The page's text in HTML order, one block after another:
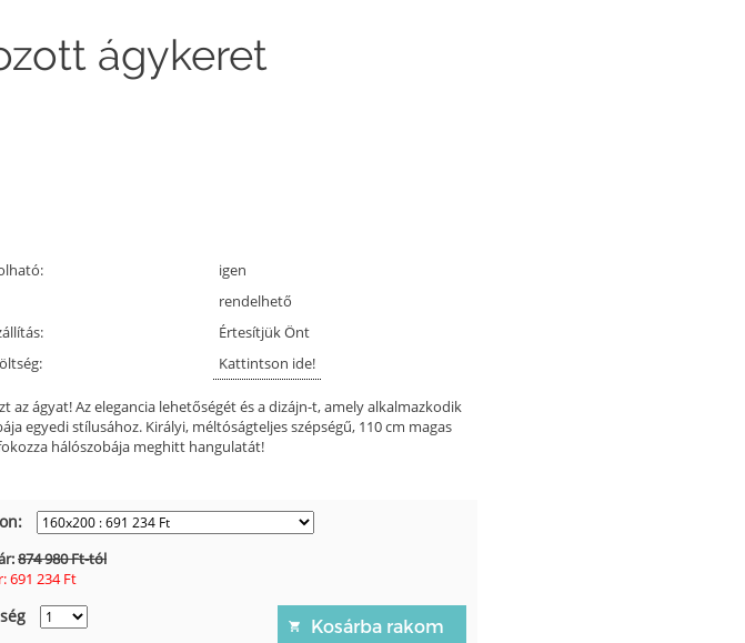
ágykeret
igen
rendelhető
Értesítjük Önt
Kattintson ide!
az ágyat! Az elegancia lehetőségét és a dizájn-t, amely alkalmazkodik
egyedi stílusához. Királyi, méltóságteljes szépségű, 110 cm magas
hálószobája meghitt hangulatát!
874 980 Ft-tól
691 234Ft